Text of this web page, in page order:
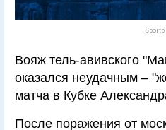
Sport5
Вояж тель-авивского
оказался неудачным –
матча в Кубке
После поражения от